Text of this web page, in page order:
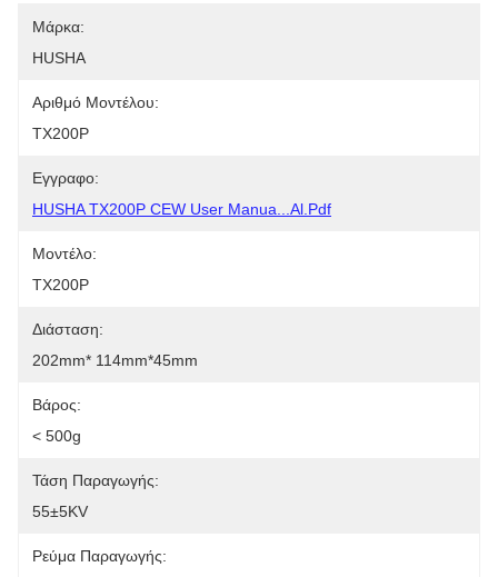
Μάρκα:
HUSHA
Αριθμό Μοντέλου:
TX200P
Εγγραφο:
HUSHA TX200P CEW User Manua...al.pdf
Μοντέλο:
TX200P
Διάσταση:
202mm* 114mm*45mm
Βάρος:
< 500g
Τάση Παραγωγής:
55±5KV
Ρεύμα Παραγωγής: